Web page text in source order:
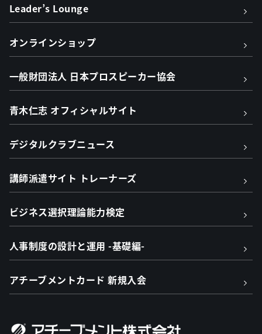
Leader’s Lounge
オンラインショップ
一般財団法人 日本プロスピーカー協会
青木仁志 オフィシャルサイト
デジタルクラブニュース
講師派遣サイト トレーナーズ
ビジネス選択理論能力検定
人事制度の設計と運用 -基礎編-
アチーブメントカード 新規入会